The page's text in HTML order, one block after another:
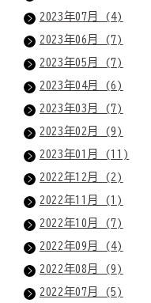
2023年07月 (4)
2023年06月 (7)
2023年05月 (7)
2023年04月 (6)
2023年03月 (7)
2023年02月 (9)
2023年01月 (11)
2022年12月 (2)
2022年11月 (1)
2022年10月 (7)
2022年09月 (4)
2022年08月 (9)
2022年07月 (5)